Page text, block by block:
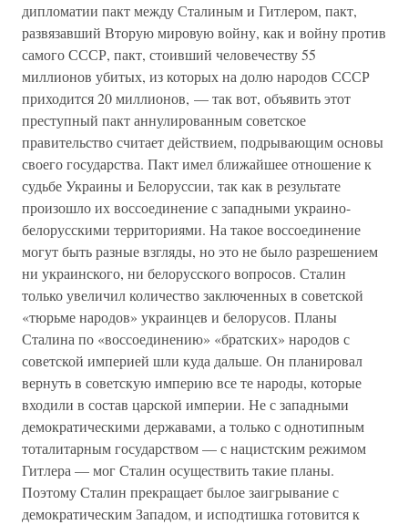
дипломатии пакт между Сталиным и Гитлером, пакт,
развязавший Вторую мировую войну, как и войну против
самого СССР, пакт, стоивший человечеству 55
миллионов убитых, из которых на долю народов СССР
приходится 20 миллионов, — так вот, объявить этот
преступный пакт аннулированным советское
правительство считает действием, подрывающим основы
своего государства. Пакт имел ближайшее отношение к
судьбе Украины и Белоруссии, так как в результате
произошло их воссоединение с западными украино-
белорусскими территориями. На такое воссоединение
могут быть разные взгляды, но это не было разрешением
ни украинского, ни белорусского вопросов. Сталин
только увеличил количество заключенных в советской
«тюрьме народов» украинцев и белорусов. Планы
Сталина по «воссоединению» «братских» народов с
советской империей шли куда дальше. Он планировал
вернуть в советскую империю все те народы, которые
входили в состав царской империи. Не с западными
демократическими державами, а только с однотипным
тоталитарным государством — с нацистским режимом
Гитлера — мог Сталин осуществить такие планы.
Поэтому Сталин прекращает былое заигрывание с
демократическим Западом, и исподтишка готовится к